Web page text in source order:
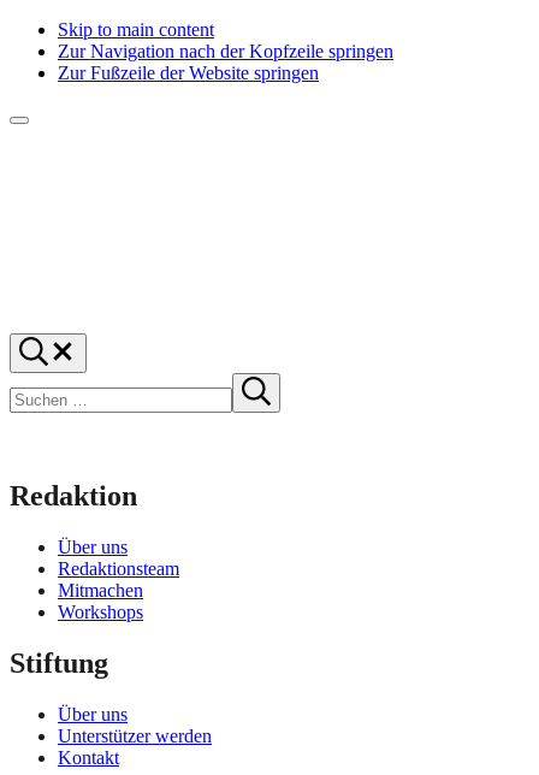
Skip to main content
Zur Navigation nach der Kopfzeile springen
Zur Fußzeile der Website springen
Menü
f1rstlife
Und
was
denkst
du?
Suchen
…
Suche
starten
Redaktion
Über uns
Redaktionsteam
Mitmachen
Workshops
Stiftung
Über uns
Unterstützer werden
Kontakt